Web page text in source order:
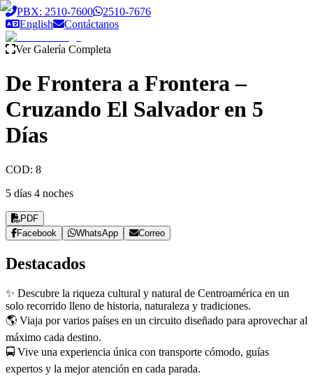
Saltar al contenido principal
PBX: 2510-7600
2510-7676
English
Contáctanos
Ver Galería Completa
De Frontera a Frontera –
Cruzando El Salvador en 5
Días
COD: 8
5 días 4 noches
PDF
Facebook
WhatsApp Correo
Destacados
✨ Descubre la riqueza cultural y natural de Centroamérica en un
solo recorrido lleno de historia, naturaleza y tradiciones.
🌎 Viaja por varios países en un circuito diseñado para aprovechar al
máximo cada destino.
🚍 Vive una experiencia única con transporte cómodo, guías
expertos y la mejor atención en cada parada.